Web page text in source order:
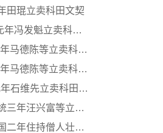
田琨立卖科田文契
发魁立卖科田文契
德陈等立卖科田文契
德陈等立卖科田文契
维先立卖科田文契
兴富等立卖科田文契
僧人壮和立卖科田文契